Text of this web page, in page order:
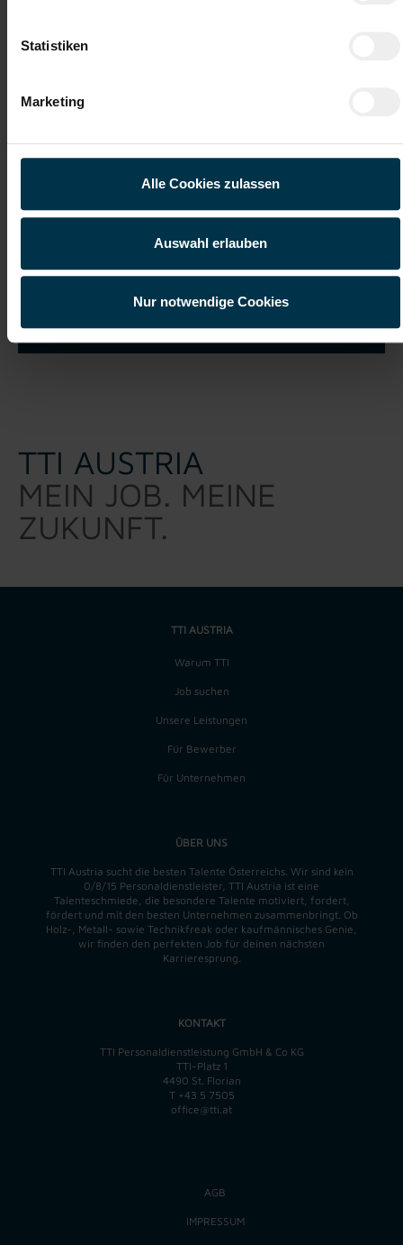
Statistiken
Marketing
Alle Cookies zulassen
Auswahl erlauben
Nur notwendige Cookies
und willige ein, dass meine personenbezogenen Daten im
Rahmen meiner Initiativbewerbung für die Dauer von drei
Jahren verarbeitet werden dürfen.*
Job suchen
TTI AUSTRIA
MEIN JOB. MEINE
ZUKUNFT.
TTI AUSTRIA
Warum TTI
Job suchen
Unsere Leistungen
Für Bewerber
Für Unternehmen
ÜBER UNS
TTI Austria sucht die besten Talente Österreichs. Wir sind kein
0/8/15 Personaldienstleister, TTI Austria ist eine
Talenteschmiede, die besondere Talente motiviert, fordert,
fördert und mit den besten Unternehmen zusammenbringt. Ob
Holz-, Metall- sowie Technikfreak oder kaufmännisches Genie,
wir finden den perfekten Job für deinen nächsten
Karrieresprung.
KONTAKT
TTI Personaldienstleistung GmbH & Co KG
TTI-Platz 1
4490 St. Florian
T +43 5 7505
office@tti.at
AGB
IMPRESSUM